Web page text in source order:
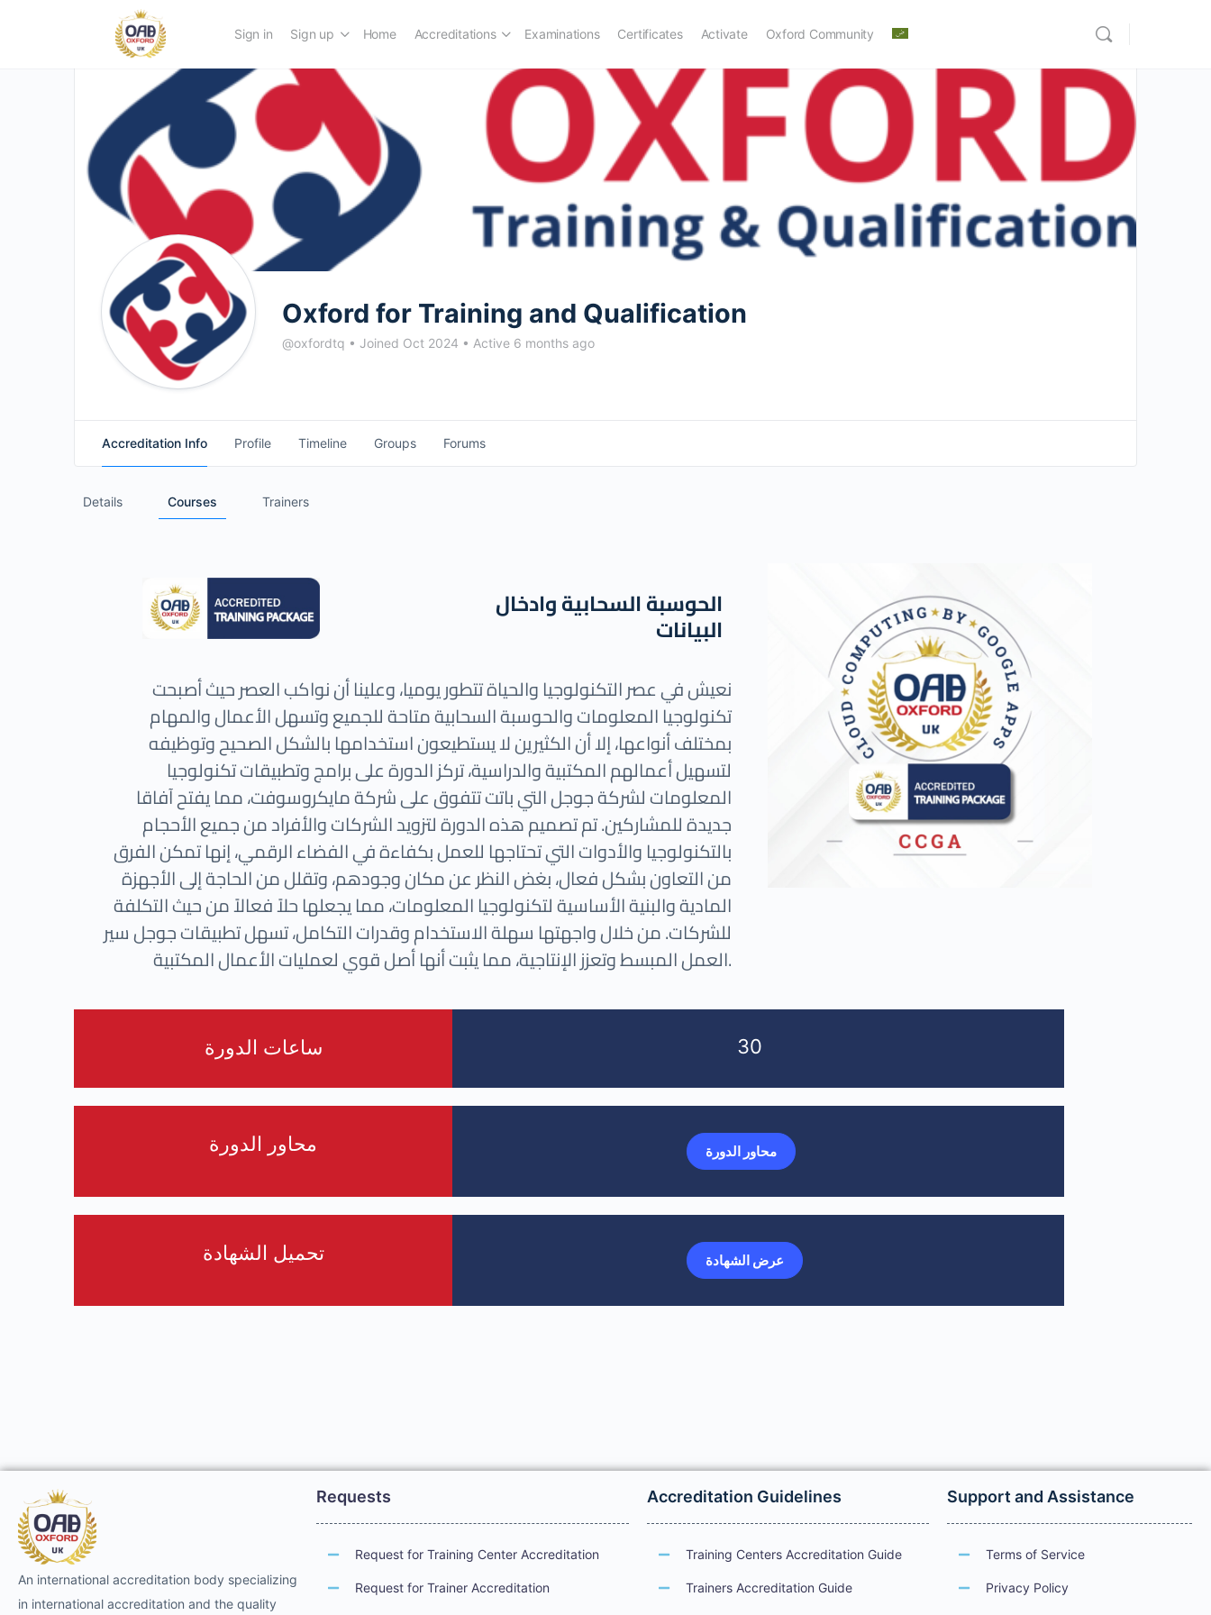
Sign in Sign up Home Accreditations Examinations Certificates Activate Oxford Community
Oxford for Training and Qualification
@oxfordtq • Joined Oct 2024 • Active 6 months ago
Accreditation Info Profile Timeline Groups Forums
Details Courses Trainers
الحوسبة السحابية وادخال
البيانات
نعيش في عصر التكنولوجيا والحياة تتطور يوميا، وعلينا أن نواكب العصر حيث أصبحت
تكنولوجيا المعلومات والحوسبة السحابية متاحة للجميع وتسهل الأعمال والمهام
بمختلف أنواعها، إلا أن الكثيرين لا يستطيعون استخدامها بالشكل الصحيح وتوظيفه
لتسهيل أعمالهم المكتبية والدراسية، تركز الدورة على برامج وتطبيقات تكنولوجيا
المعلومات لشركة جوجل التي باتت تتفوق على شركة مايكروسوفت، مما يفتح آفاقا
جديدة للمشاركين. تم تصميم هذه الدورة لتزويد الشركات والأفراد من جميع الأحجام
بالتكنولوجيا والأدوات التي تحتاجها للعمل بكفاءة في الفضاء الرقمي، إنها تمكن الفرق
من التعاون بشكل فعال، بغض النظر عن مكان وجودهم، وتقلل من الحاجة إلى الأجهزة
المادية والبنية الأساسية لتكنولوجيا المعلومات، مما يجعلها حلاً فعالاً من حيث التكلفة
للشركات. من خلال واجهتها سهلة الاستخدام وقدرات التكامل، تسهل تطبيقات جوجل سير
العمل المبسط وتعزز الإنتاجية، مما يثبت أنها أصل قوي لعمليات الأعمال المكتبية.
ساعات الدورة 30
محاور الدورة محاور الدورة
تحميل الشهادة عرض الشهادة
An international accreditation body specializing
in international accreditation and the quality
Requests
Request for Training Center Accreditation
Request for Trainer Accreditation
Accreditation Guidelines
Training Centers Accreditation Guide
Trainers Accreditation Guide
Support and Assistance
Terms of Service
Privacy Policy